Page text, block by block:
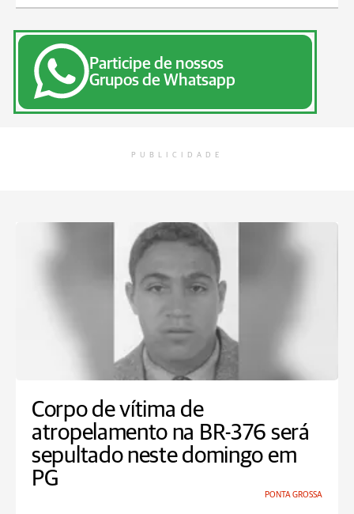
Participe de nossos
Grupos de Whatsapp
PUBLICIDADE
Corpo de vítima de
atropelamento na BR-376 será
sepultado neste domingo em
PG
PONTA GROSSA